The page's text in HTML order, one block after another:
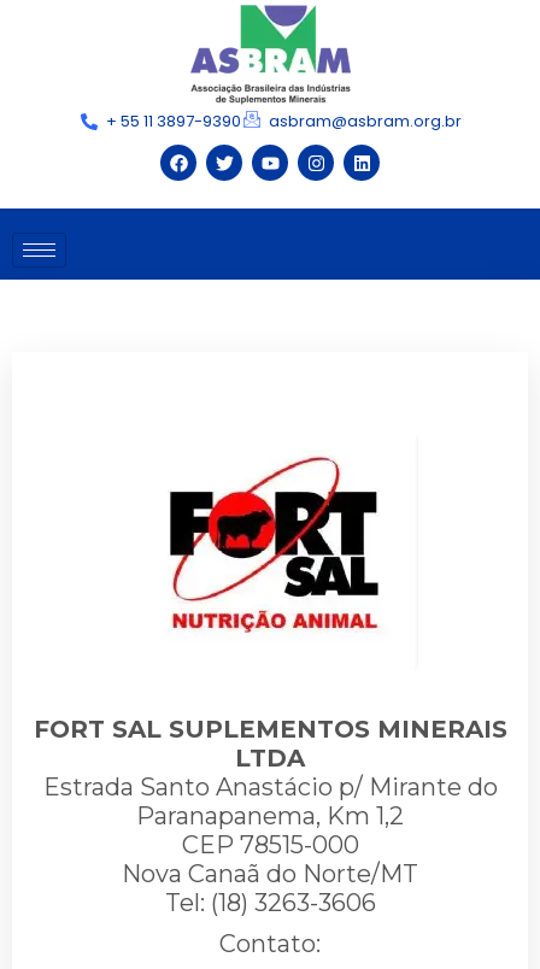
+ 55 11 3897-9390 asbram@asbram.org.br
FORT SAL SUPLEMENTOS MINERAIS
LTDA
Estrada Santo Anastácio p/ Mirante do
Paranapanema, Km 1,2
CEP 78515-000
Nova Canaã do Norte/MT
Tel: (18) 3263-3606
Contato: